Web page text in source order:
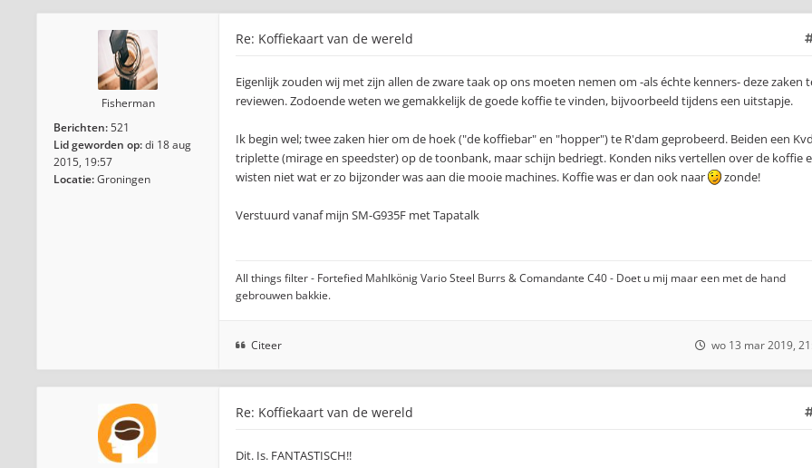
Fisherman
Berichten:521
Lid geworden op:di 18 aug
2015, 19:57
Locatie:Groningen
Re: Koffiekaart van de wereld
Eigenlijk zouden wij met zijn allen de zware taak op ons moeten nemen om -als échte kenners- deze zaken
reviewen. Zodoende weten we gemakkelijk de goede koffie te vinden, bijvoorbeeld tijdens een uitstapje.
Ik begin wel; twee zaken hier om de hoek ("de koffiebar" en "hopper") te R'dam geprobeerd. Beiden een
triplette (mirage en speedster) op de toonbank, maar schijn bedriegt. Konden niks vertellen over de koffie
wisten niet wat er zo bijzonder was aan die mooie machines. Koffie was er dan ook naar
zonde!
Verstuurd vanaf mijn SM-G935F met Tapatalk
All things filter - Fortefied Mahlkönig Vario Steel Burrs & Comandante C40 - Doet u mij maar een met de hand
gebrouwen bakkie.
Citeer wo 13 mar 2019,
Re: Koffiekaart van de wereld
Dit. Is. FANTASTISCH!!